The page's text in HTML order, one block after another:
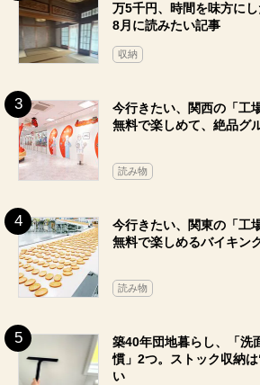
万5千円、時間を味方に
8月に読みたい記事
収納
今行きたい、関西の「工
無料で楽しめて、絶品グ
読み物
今行きたい、関東の「工
無料で楽しめるバイキン
読み物
築40年団地暮らし、「洗
慣」2つ。ストック収納
い